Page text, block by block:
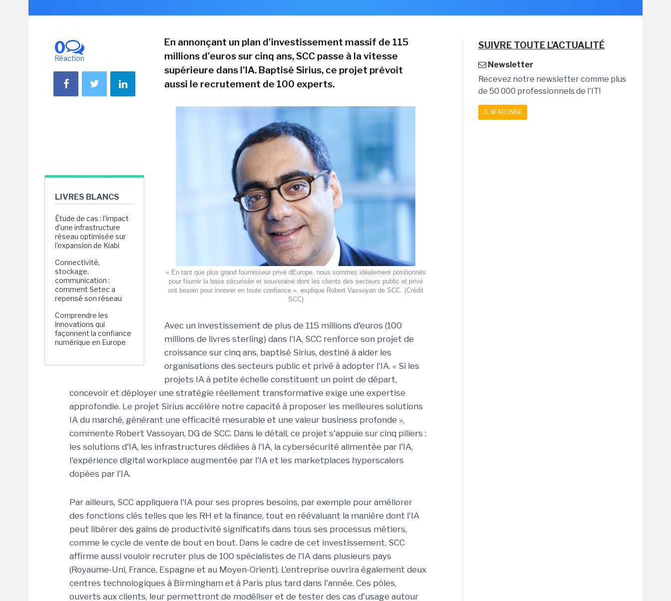
0
Réaction
LIVRES BLANCS
Étude de cas : l'impact
d'une infrastructure
réseau optimisée sur
l'expansion de Kiabi
Connectivité,
stockage,
communication :
comment Setec a
repensé son réseau
Comprendre les
innovations qui
façonnent la confiance
numérique en Europe
En annonçant un plan d'investissement massif de 115
millions d'euros sur cinq ans, SCC passe à la vitesse
supérieure dans l'IA. Baptisé Sirius, ce projet prévoit
aussi le recrutement de 100 experts.
« En tant que plus grand fournisseur privé dEurope, nous sommes idéalement positionnés
pour fournir la base sécurisée et souveraine dont les clients des secteurs public et privé
ont besoin pour innover en toute confiance », explique Robert Vassoyan de SCC. (Crédit
SCC)
Avec un investissement de plus de 115 millions d'euros (100
millions de livres sterling) dans l'IA, SCC renforce son projet de
croissance sur cinq ans, baptisé Sirius, destiné à aider les
organisations des secteurs public et privé à adopter l'IA. « Si les
projets IA à petite échelle constituent un point de départ,
concevoir et déployer une stratégie réellement transformative exige une expertise
approfondie. Le projet Sirius accélère notre capacité à proposer les meilleures solutions
IA du marché, générant une efficacité mesurable et une valeur business profonde »,
commente Robert Vassoyan, DG de SCC. Dans le détail, ce projet s'appuie sur cinq piliers :
les solutions d'IA, les infrastructures dédiées à l'IA, la cybersécurité alimentée par l'IA,
l'expérience digital workplace augmentée par l'IA et les marketplaces hyperscalers
dopées par l'IA.
Par ailleurs, SCC appliquera l'IA pour ses propres besoins, par exemple pour améliorer
des fonctions clés telles que les RH et la finance, tout en réévaluant la manière dont l'IA
peut libérer des gains de productivité significatifs dans tous ses processus métiers,
comme le cycle de vente de bout en bout. Dans le cadre de cet investissement, SCC
affirme aussi vouloir recruter plus de 100 spécialistes de l'IA dans plusieurs pays
(Royaume-Uni, France, Espagne et au Moyen-Orient). L'entreprise ouvrira également deux
centres technologiques à Birmingham et à Paris plus tard dans l'année. Ces pôles,
ouverts aux clients, leur permettront de modéliser et de tester des cas d'usage autour
SUIVRE TOUTE L'ACTUALITÉ
Newsletter
Recevez notre newsletter comme plus
de 50 000 professionnels de l'IT!
JE M'ABONNE